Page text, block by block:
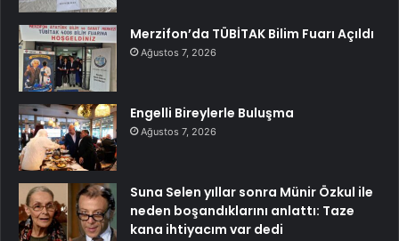
Merzifon’da TÜBİTAK Bilim Fuarı Açıldı
Ağustos 7, 2026
Engelli Bireylerle Buluşma
Ağustos 7, 2026
Suna Selen yıllar sonra Münir Özkul ile
neden boşandıklarını anlattı: Taze
kana ihtiyacım var dedi